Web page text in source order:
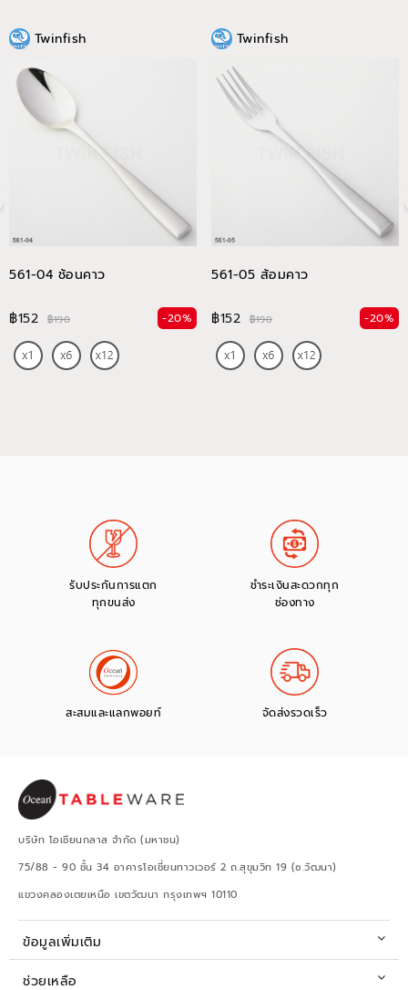
Twinfish
561-04 ช้อนคาว
฿152 ฿190 -20%
Twinfish
561-05 ส้อมคาว
฿152 ฿190 -20%
รับประกันการแตก
ทุกขนส่ง
ชำระเงินสะดวกทุก
ช่องทาง
สะสมและแลกพอยท์ จัดส่งรวดเร็ว
บริษัท โอเชียนกลาส จำกัด (มหาชน)
75/88 - 90 ชั้น 34 อาคารโอเชี่ยนทาวเวอร์ 2 ถ.สุขุมวิท 19 (ซ.วัฒนา)
แขวงคลองเตยเหนือ เขตวัฒนา กรุงเทพฯ 10110
ข้อมูลเพิ่มเติม
ช่วยเหลือ